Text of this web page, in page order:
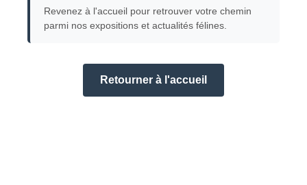
Revenez à l'accueil pour retrouver votre chemin
parmi nos expositions et actualités félines.
Retourner à l'accueil